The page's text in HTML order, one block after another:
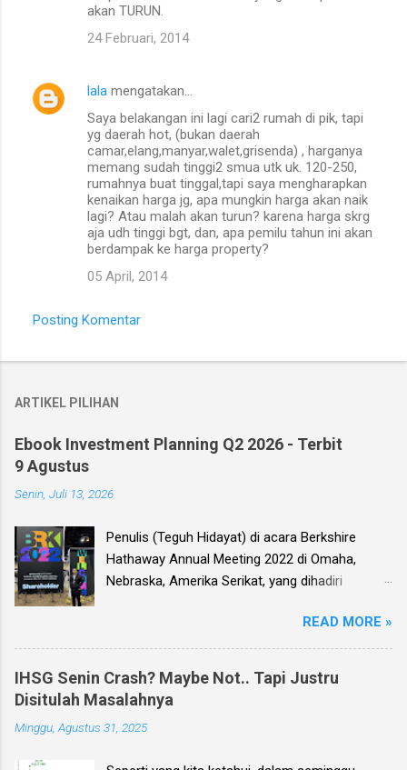
akan TURUN.
24 Februari, 2014
lala mengatakan…
Saya belakangan ini lagi cari2 rumah di pik, tapi
yg daerah hot, (bukan daerah
camar,elang,manyar,walet,grisenda) , harganya
memang sudah tinggi2 smua utk uk. 120-250,
rumahnya buat tinggal,tapi saya mengharapkan
kenaikan harga jg, apa mungkin harga akan naik
lagi? Atau malah akan turun? karena harga skrg
aja udh tinggi bgt, dan, apa pemilu tahun ini akan
berdampak ke harga property?
05 April, 2014
Posting Komentar
ARTIKEL PILIHAN
Ebook Investment Planning Q2 2026 - Terbit
9 Agustus
Senin, Juli 13, 2026
Penulis (Teguh Hidayat) di acara Berkshire
Hathaway Annual Meeting 2022 di Omaha,
Nebraska, Amerika Serikat, yang dihadiri
Buffett dan mitranya Alm. Charlie Munger. Dear
investor, seperti biasa setiap kuartal alias tiga
bulan sekali, penulis membuat Ebook
Investment Planning (EIP, dengan format PDF)
yang berisi kumpulan analisis fundamental
saham-saham pilihan di Bursa Efek Indonesia
READ MORE »
IHSG Senin Crash? Maybe Not.. Tapi Justru
Disitulah Masalahnya
Minggu, Agustus 31, 2025